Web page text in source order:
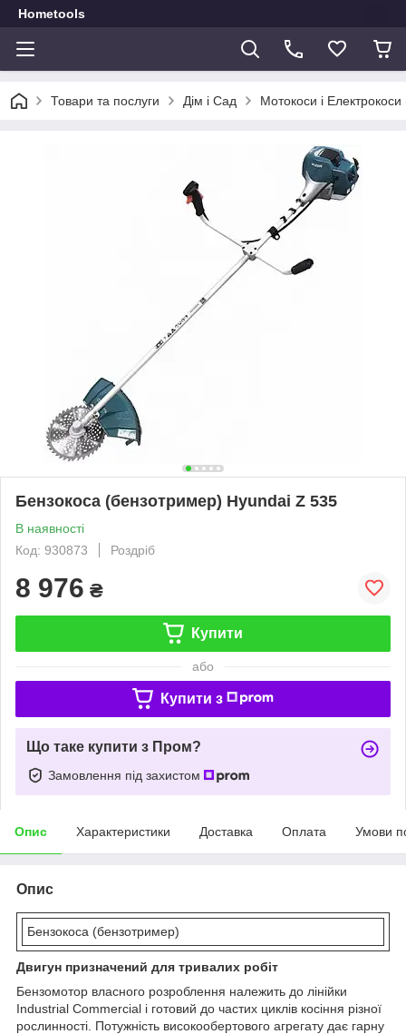
Hometools
Товари та послуги Дім і Сад Мотокоси і
Бензокоса (бензотример) Hyundai Z 535
В наявності
Код: 930873
Роздріб
8 976 ₴
Купити
або
Купити з
Що таке купити з Пром?
Замовлення під захистом
Опис Характеристики Доставка Оплата Умови
Опис
Бензокоса (бензотример)
Двигун призначений для тривалих робіт
Бензомотор власного розроблення належить до лінійки
Industrial Commercial і готовий до частих циклів косіння різної
рослинності. Потужність високообертового агрегату дає гарну